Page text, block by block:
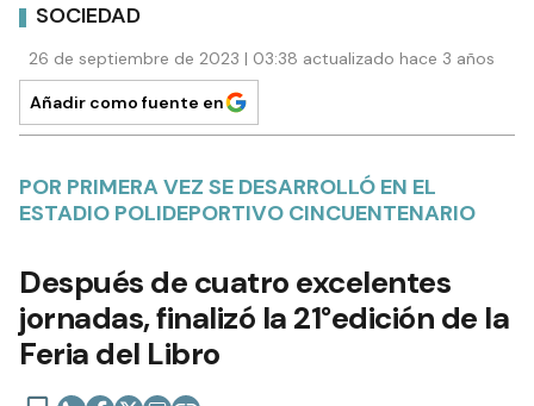
SOCIEDAD
26 de septiembre de 2023 | 03:38 actualizado hace 3 años
Añadir como fuente en
POR PRIMERA VEZ SE DESARROLLÓ EN EL
ESTADIO POLIDEPORTIVO CINCUENTENARIO
Después de cuatro excelentes
jornadas, finalizó la 21°edición de la
Feria del Libro